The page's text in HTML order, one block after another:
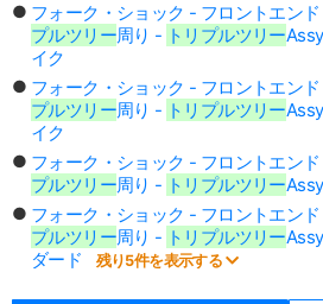
フォーク・ショック - フロントエン
プルツリー周り - トリプルツリー
イク
フォーク・ショック - フロントエン
プルツリー周り - トリプルツリー
イク
フォーク・ショック - フロントエン
プルツリー周り - トリプルツリー
フォーク・ショック - フロントエン
プルツリー周り - トリプルツリー
ダード
残り5件を表示する